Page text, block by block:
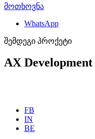
მოთხოვნა
WhatsApp
შემდეგი პროქეტი
AX Development
FB
IN
BE